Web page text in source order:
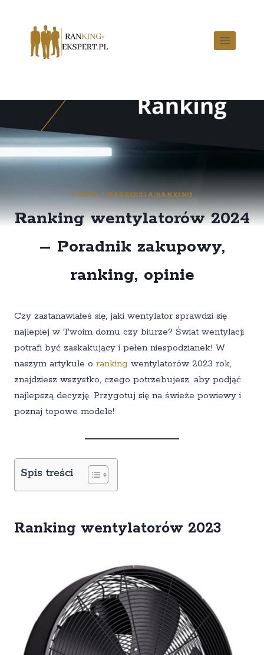
OGRÓD I NARZĘDZIA| RANKING
Ranking wentylatorów 2024
– Poradnik zakupowy,
ranking, opinie
Czy zastanawiałeś się, jaki wentylator sprawdzi się
najlepiej w Twoim domu czy biurze? Świat wentylacji
potrafi być zaskakujący i pełen niespodzianek! W
naszym artykule o ranking wentylatorów 2023 rok,
znajdziesz wszystko, czego potrzebujesz, aby podjąć
najlepszą decyzję. Przygotuj się na świeże powiewy i
poznaj topowe modele!
Spis treści
Ranking wentylatorów 2023